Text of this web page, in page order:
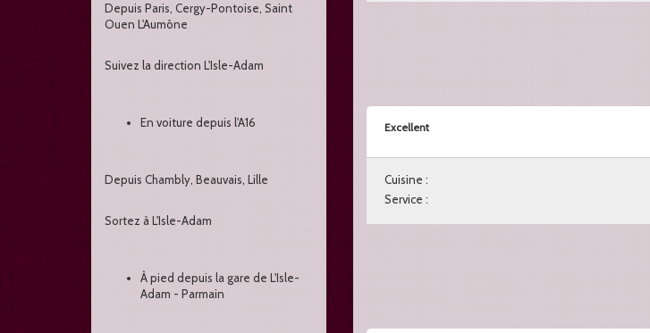
Depuis Paris, Cergy-Pontoise, Saint
Ouen L'Aumône
Suivez la direction L'Isle-Adam
En voiture depuis l'A16
Depuis Chambly, Beauvais, Lille
Sortez à L'Isle-Adam
À pied depuis la gare de L'Isle-
Adam - Parmain
Excellent
Cuisine :
Service :